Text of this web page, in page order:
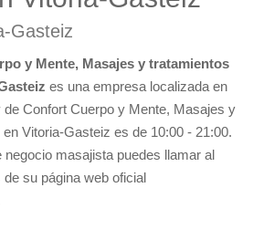
Gasteiz
y Mente, Masajes y tratamientos
es una empresa localizada en
Confort Cuerpo y Mente, Masajes y
Vitoria-Gasteiz es de 10:00 - 21:00.
masajista puedes llamar al
su página web oficial